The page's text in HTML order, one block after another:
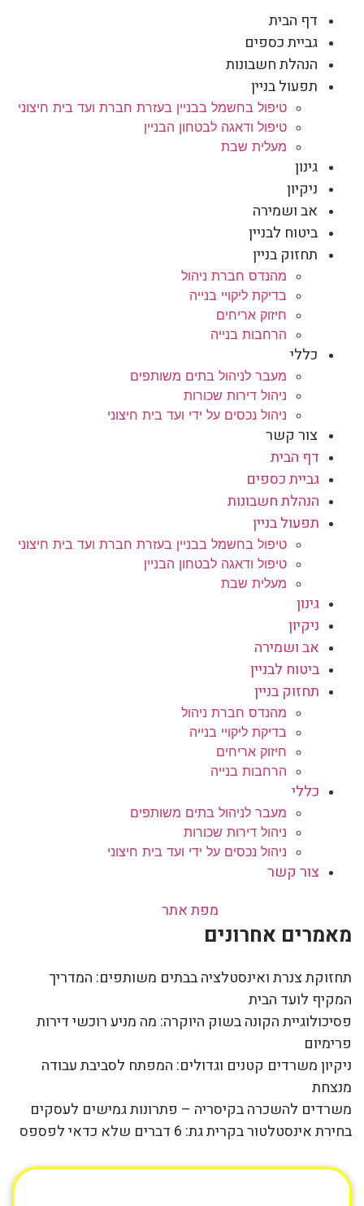
דף הבית
גביית כספים
הנהלת חשבונות
תפעול בניין
טיפול בחשמל בבניין בעזרת חברת ועד בית חיצוני
טיפול ודאגה לבטחון הבניין
מעלית שבת
גינון
ניקיון
אב ושמירה
ביטוח לבניין
תחזוק בניין
מהנדס חברת ניהול
בדיקת ליקויי בנייה
חיזוק אריחים
הרחבות בנייה
כללי
מעבר לניהול בתים משותפים
ניהול דירות שכורות
ניהול נכסים על ידי ועד בית חיצוני
צור קשר
דף הבית
גביית כספים
הנהלת חשבונות
תפעול בניין
טיפול בחשמל בבניין בעזרת חברת ועד בית חיצוני
טיפול ודאגה לבטחון הבניין
מעלית שבת
גינון
ניקיון
אב ושמירה
ביטוח לבניין
תחזוק בניין
מהנדס חברת ניהול
בדיקת ליקויי בנייה
חיזוק אריחים
הרחבות בנייה
כללי
מעבר לניהול בתים משותפים
ניהול דירות שכורות
ניהול נכסים על ידי ועד בית חיצוני
צור קשר
מפת אתר
מאמרים אחרונים
תחזוקת צנרת ואינסטלציה בבתים משותפים: המדריך
המקיף לועד הבית
פסיכולוגיית הקונה בשוק היוקרה: מה מניע רוכשי דירות
פרימיום
ניקיון משרדים קטנים וגדולים: המפתח לסביבת עבודה
מנצחת
משרדים להשכרה בקיסריה – פתרונות גמישים לעסקים
בחירת אינסטלטור בקרית גת: 6 דברים שלא כדאי לפספס